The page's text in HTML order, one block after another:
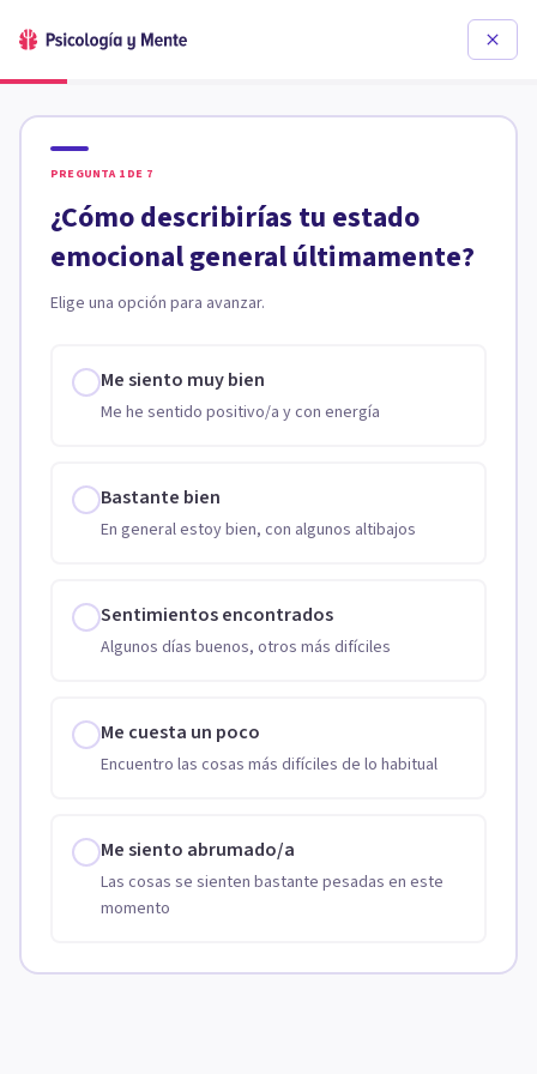
PREGUNTA 1 DE 7
¿Cómo describirías tu estado
emocional general últimamente?
Elige una opción para avanzar.
Me siento muy bien
Me he sentido positivo/a y con energía
Bastante bien
En general estoy bien, con algunos altibajos
Sentimientos encontrados
Algunos días buenos, otros más difíciles
Me cuesta un poco
Encuentro las cosas más difíciles de lo habitual
Me siento abrumado/a
Las cosas se sienten bastante pesadas en este
momento